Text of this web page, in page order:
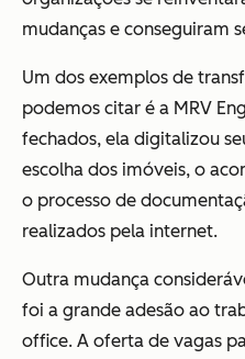
mudanças e conseguiram
Um dos exemplos de
podemos citar é a MRV
fechados, ela digitalizou
escolha dos imóveis, o
o processo de
realizados pela internet.
Outra mudança
foi a grande adesão ao
office. A oferta de vagas